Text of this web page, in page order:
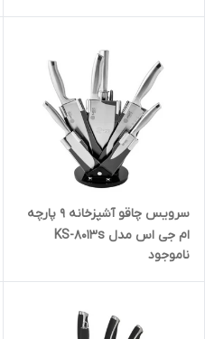
سرویس چاقو آشپزخانه 9 پارچه
ام جی اس مدل KS-8013s
ناموجود